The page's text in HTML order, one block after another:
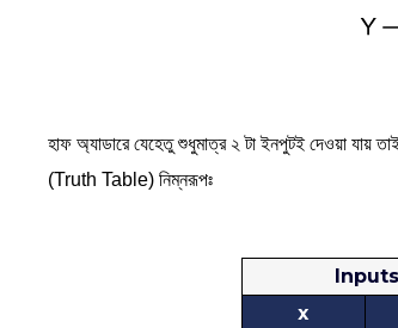
হাফ অ্যাডারে যেহেতু শুধুমাত্র ২ টা ইনপুটই দেওয়া যায়
(Truth Table) নিম্নরূপঃ
Inputs
x